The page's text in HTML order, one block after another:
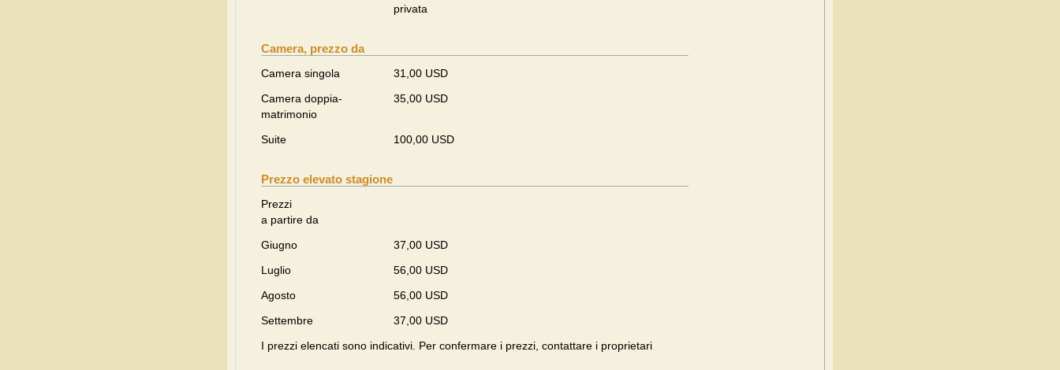
privata
Camera, prezzo da
Camera singola
31,00 USD
Camera doppia-
matrimonio
35,00 USD
Suite 100,00 USD
Prezzo elevato stagione
Prezzi
a partire da
Giugno
37,00 USD
Luglio
56,00 USD
Agosto
56,00 USD
Settembre
37,00 USD
I prezzi elencati sono indicativi. Per confermare i prezzi, contattare i proprietari